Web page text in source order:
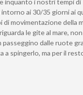
ai 30/35 giorni ai
movimentazione della
le gite al mare,
passeggino dalle ruote
a spingerlo, ma per il